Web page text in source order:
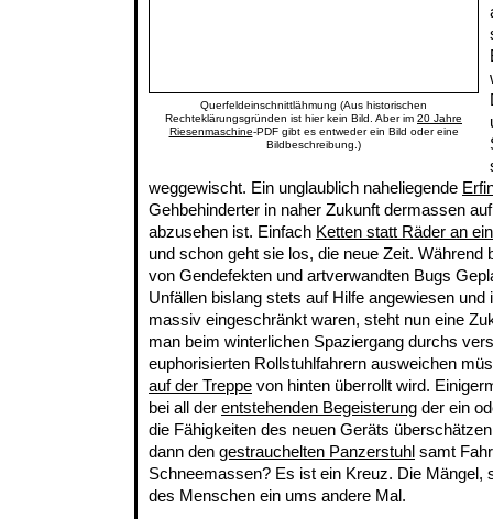
Querfeldeinschnittlähmung (Aus historischen
Rechteklärungsgründen ist hier kein Bild. Aber im 20 Jahre
Riesenmaschine-PDF gibt es entweder ein Bild oder eine
Bildbeschreibung.)
weggewischt. Ein unglaublich naheliegende
Gehbehinderter in naher Zukunft dermassen
abzusehen ist. Einfach Ketten statt Räder an
und schon geht sie los, die neue Zeit. Während
von Gendefekten und artverwandten Bugs
Unfällen bislang stets auf Hilfe angewiesen und
massiv eingeschränkt waren, steht nun eine
man beim winterlichen Spaziergang durchs
euphorisierten Rollstuhlfahrern ausweichen
auf der Treppe von hinten überrollt wird.
bei all der entstehenden Begeisterung der ein
die Fähigkeiten des neuen Geräts
dann den gestrauchelten Panzerstuhl samt
Schneemassen? Es ist ein Kreuz. Die Mängel,
des Menschen ein ums andere Mal.